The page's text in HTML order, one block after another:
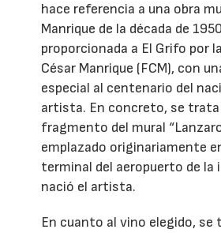
hace referencia a una obra
Manrique de la década de
proporcionada a El Grifo por
César Manrique (FCM), con
especial al centenario del
artista. En concreto, se trata
fragmento del mural
emplazado originariamente
terminal del aeropuerto de la
nació el artista.
En cuanto al vino elegido, se